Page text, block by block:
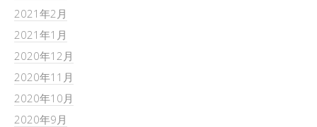
2021年2月
2021年1月
2020年12月
2020年11月
2020年10月
2020年9月